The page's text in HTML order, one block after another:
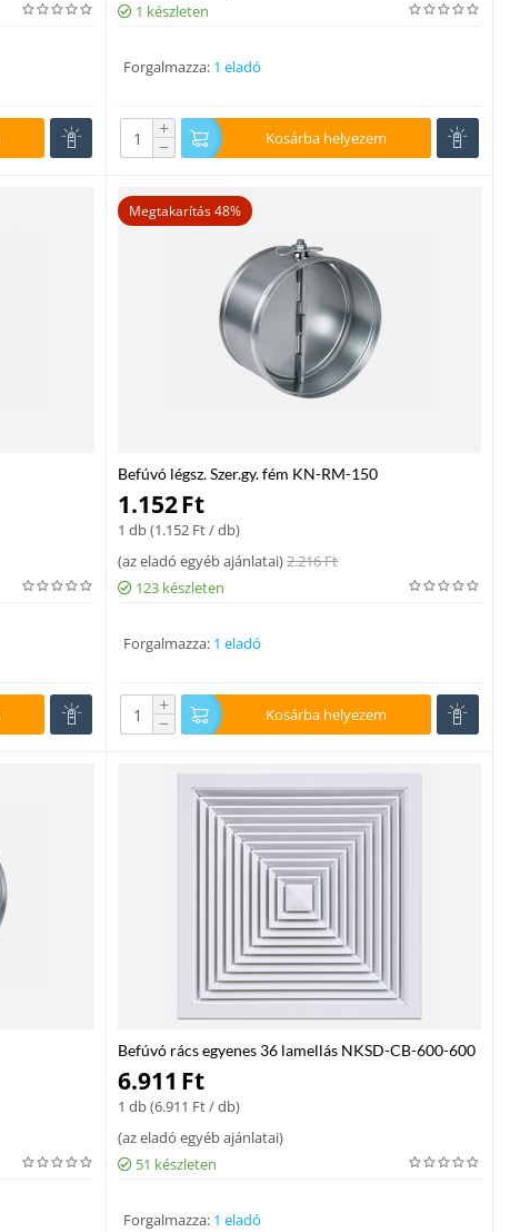
1 készleten
Forgalmazza: 1 eladó
+
− Kosárba helyezem
Megtakarítás 48%
Befúvó légsz. Szer.gy. fém KN-RM-150
1.152Ft
1 db (1.152 Ft/ db)
(az eladó egyéb ajánlatai)2.216Ft
123 készleten
Forgalmazza: 1 eladó
+
− Kosárba helyezem
Befúvó rács egyenes 36 lamellás NKSD-CB-600-600
6.911 Ft
1 db (6.911 Ft/ db)
(az eladó egyéb ajánlatai)
51 készleten
Forgalmazza: 1 eladó